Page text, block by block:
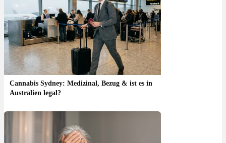
Cannabis Sydney: Medizinal, Bezug & ist es in
Australien legal?